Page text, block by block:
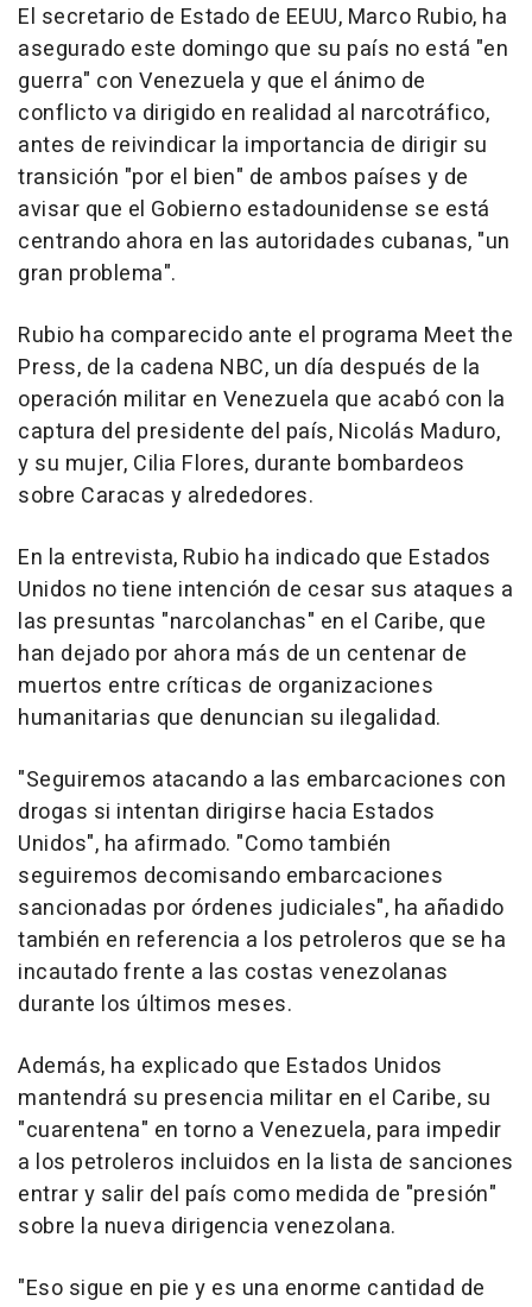
El secretario de Estado de EEUU, Marco Rubio, ha
asegurado este domingo que su país no está "en
guerra" con Venezuela y que el ánimo de
conflicto va dirigido en realidad al narcotráfico,
antes de reivindicar la importancia de dirigir su
transición "por el bien" de ambos países y de
avisar que el Gobierno estadounidense se está
centrando ahora en las autoridades cubanas, "un
gran problema".
Rubio ha comparecido ante el programa Meet the
Press, de la cadena NBC, un día después de la
operación militar en Venezuela que acabó con la
captura del presidente del país, Nicolás Maduro,
y su mujer, Cilia Flores, durante bombardeos
sobre Caracas y alrededores.
En la entrevista, Rubio ha indicado que Estados
Unidos no tiene intención de cesar sus ataques a
las presuntas "narcolanchas" en el Caribe, que
han dejado por ahora más de un centenar de
muertos entre críticas de organizaciones
humanitarias que denuncian su ilegalidad.
"Seguiremos atacando a las embarcaciones con
drogas si intentan dirigirse hacia Estados
Unidos", ha afirmado. "Como también
seguiremos decomisando embarcaciones
sancionadas por órdenes judiciales", ha añadido
también en referencia a los petroleros que se ha
incautado frente a las costas venezolanas
durante los últimos meses.
Además, ha explicado que Estados Unidos
mantendrá su presencia militar en el Caribe, su
"cuarentena" en torno a Venezuela, para impedir
a los petroleros incluidos en la lista de sanciones
entrar y salir del país como medida de "presión"
sobre la nueva dirigencia venezolana.
"Eso sigue en pie y es una enorme cantidad de